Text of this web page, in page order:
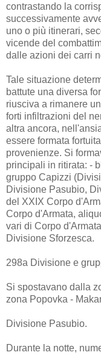
contrastando la
successivamente
uno o più itinerari,
vicende del
dalle azioni dei carri
Tale situazione
battute una diversa
riusciva a rimanere
forti infiltrazioni del
altra ancora,
essere formata
provenienze. Si
principali in ritirata: -
gruppo Capizzi
Divisione Pasubio,
del XXIX Corpo
Corpo d'Armata,
vari di Corpo
Divisione Sforzesca.
298a Divisione e
Si spostavano dalla
zona Popovka -
Divisione Pasubio.
Durante la notte,